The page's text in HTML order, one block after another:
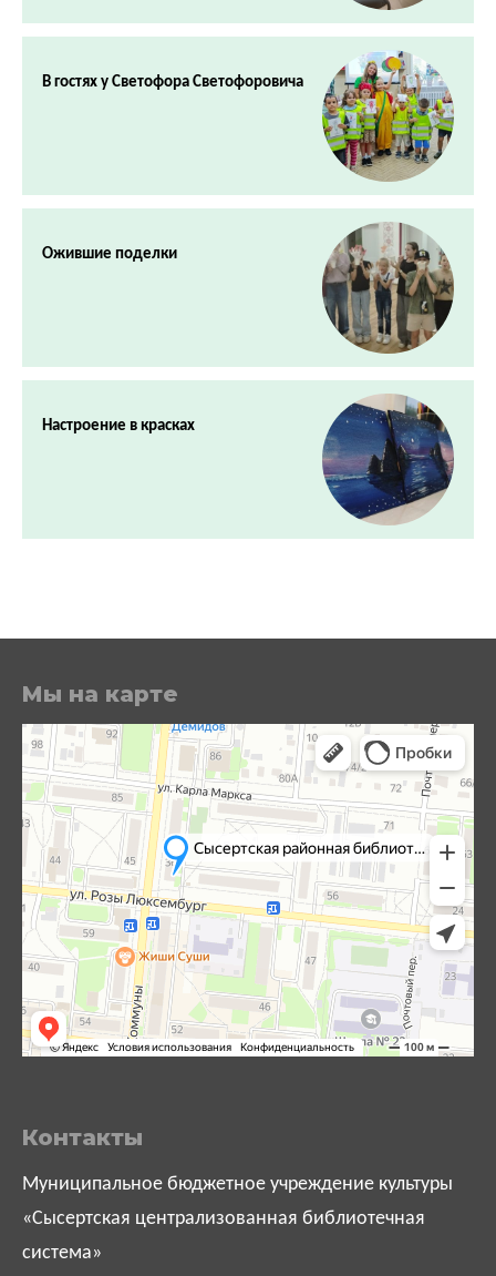
В гостях у Светофора Светофоровича
Ожившие поделки
Настроение в красках
Мы на карте
Контакты
Муниципальное бюджетное учреждение культуры
«Сысертская централизованная библиотечная
система»